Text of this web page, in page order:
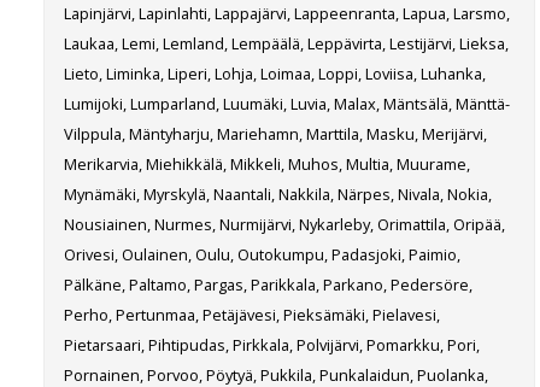
Lapinjärvi, Lapinlahti, Lappajärvi, Lappeenranta, Lapua, Larsmo,
Laukaa, Lemi, Lemland, Lempäälä, Leppävirta, Lestijärvi, Lieksa,
Lieto, Liminka, Liperi, Lohja, Loimaa, Loppi, Loviisa, Luhanka,
Lumijoki, Lumparland, Luumäki, Luvia, Malax, Mäntsälä, Mänttä-
Vilppula, Mäntyharju, Mariehamn, Marttila, Masku, Merijärvi,
Merikarvia, Miehikkälä, Mikkeli, Muhos, Multia, Muurame,
Mynämäki, Myrskylä, Naantali, Nakkila, Närpes, Nivala, Nokia,
Nousiainen, Nurmes, Nurmijärvi, Nykarleby, Orimattila, Oripää,
Orivesi, Oulainen, Oulu, Outokumpu, Padasjoki, Paimio,
Pälkäne, Paltamo, Pargas, Parikkala, Parkano, Pedersöre,
Perho, Pertunmaa, Petäjävesi, Pieksämäki, Pielavesi,
Pietarsaari, Pihtipudas, Pirkkala, Polvijärvi, Pomarkku, Pori,
Pornainen, Porvoo, Pöytyä, Pukkila, Punkalaidun, Puolanka,